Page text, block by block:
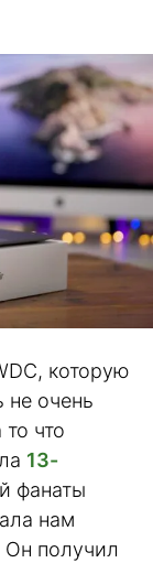
которую
не очень
что
13-
фанаты
нам
Он получил